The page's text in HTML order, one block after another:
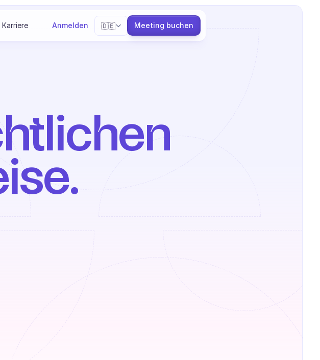
Karriere Anmelden
Select Language
🇩🇪 Meeting buchen